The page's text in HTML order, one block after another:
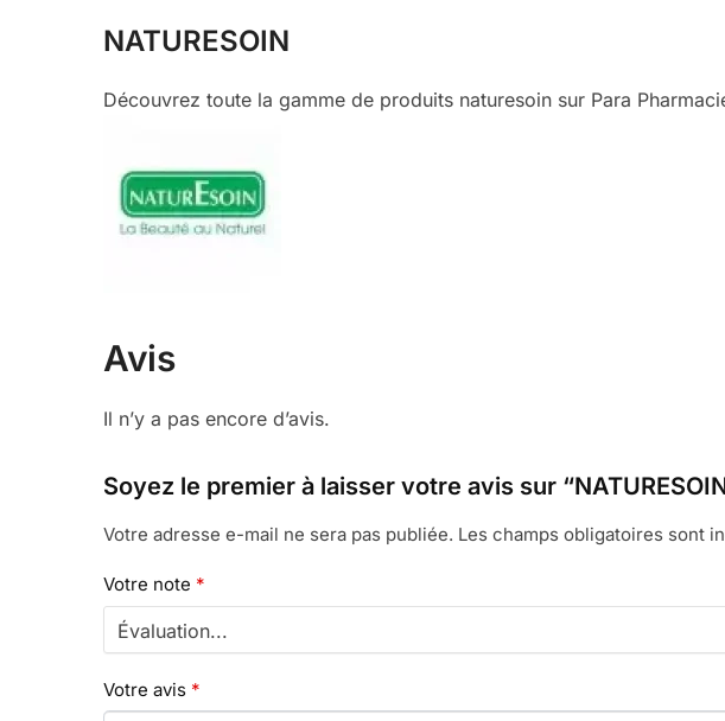
NATURESOIN
Découvrez toute la gamme de produits naturesoin sur Para
Avis
Il n’y a pas encore d’avis.
Soyez le premier à laisser votre avis sur
Votre adresse e-mail ne sera pas publiée. Les champs obligatoires sont
Votre note *
Votre avis *